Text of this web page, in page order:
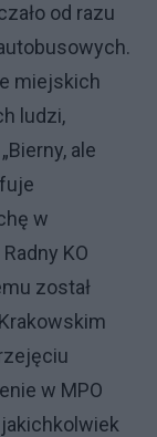
od razu
miejskich
ludzi,
ale
w
KO
został
w MPO